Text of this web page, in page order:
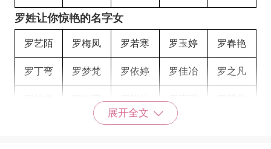
罗姓让你惊艳的名字女
罗艺陌 罗梅凤 罗若寒 罗玉婷 罗春艳
罗丁弯 罗梦梵 罗依婷 罗佳冶 罗之凡
罗晓龄 罗瑾瑶
罗碧伊 罗冰潼 罗妤卿
展开全文